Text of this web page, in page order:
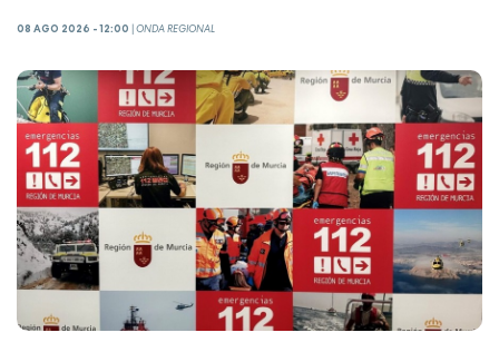
08 AGO 2026 - 12:00 |ONDA REGIONAL